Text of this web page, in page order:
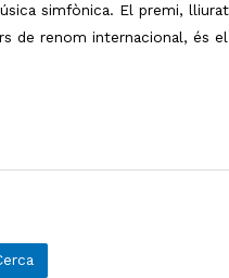
simfònica. El premi, lliurat
de renom internacional, és el